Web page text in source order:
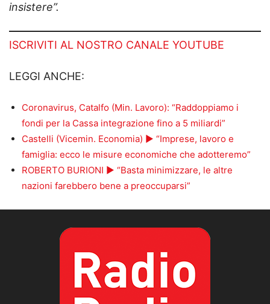
insistere”.
ISCRIVITI AL NOSTRO CANALE YOUTUBE
LEGGI ANCHE:
Coronavirus, Catalfo (Min. Lavoro): “Raddoppiamo i
fondi per la Cassa integrazione fino a 5 miliardi”
Castelli (Vicemin. Economia) ► “Imprese, lavoro e
famiglia: ecco le misure economiche che adotteremo”
ROBERTO BURIONI ► “Basta minimizzare, le altre
nazioni farebbero bene a preoccuparsi”